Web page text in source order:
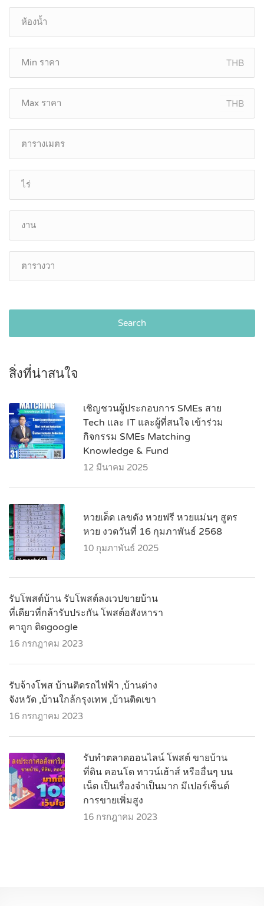
THB
THB
Search
สิ่งที่น่าสนใจ
เชิญชวนผู้ประกอบการ SMEs สาย
Tech และ IT และผู้ที่สนใจ เข้าร่วม
กิจกรรม SMEs Matching
Knowledge & Fund
12 มีนาคม 2025
หวยเด็ด เลขดัง หวยฟรี หวยแม่นๆ สูตร
หวย งวดวันที่ 16 กุมภาพันธ์ 2568
10 กุมภาพันธ์ 2025
รับโพสต์บ้าน รับโพสต์ลงเวปขายบ้าน
ที่เดียวที่กล้ารับประกัน โพสต์อสังหารา
คาถูก ติดgoogle
16 กรกฎาคม 2023
รับจ้างโพส บ้านติดรถไฟฟ้า ,บ้านต่าง
จังหวัด ,บ้านใกล้กรุงเทพ ,บ้านติดเขา
16 กรกฎาคม 2023
รับทำตลาดออนไลน์ โพสต์ ขายบ้าน
ที่ดิน คอนโด ทาวน์เฮ้าส์ หรืออื่นๆ บน
เน็ต เป็นเรื่องจำเป็นมาก มีเปอร์เซ็นต์
การขายเพิ่มสูง
16 กรกฎาคม 2023